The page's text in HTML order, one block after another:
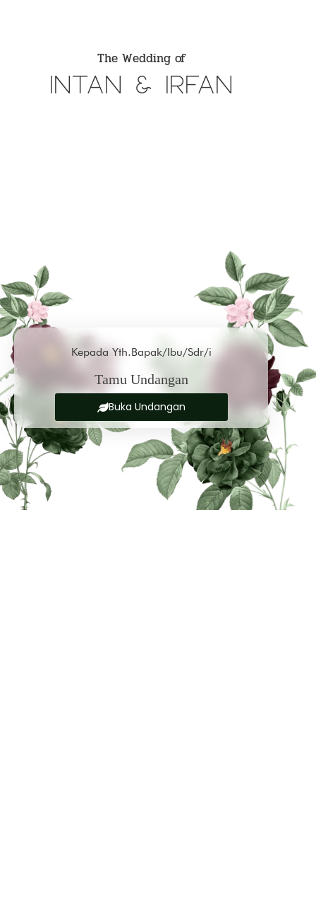
The Wedding of
Intan & Irfan
Kepada Yth.Bapak/Ibu/Sdr/i
Tamu Undangan
Buka Undangan